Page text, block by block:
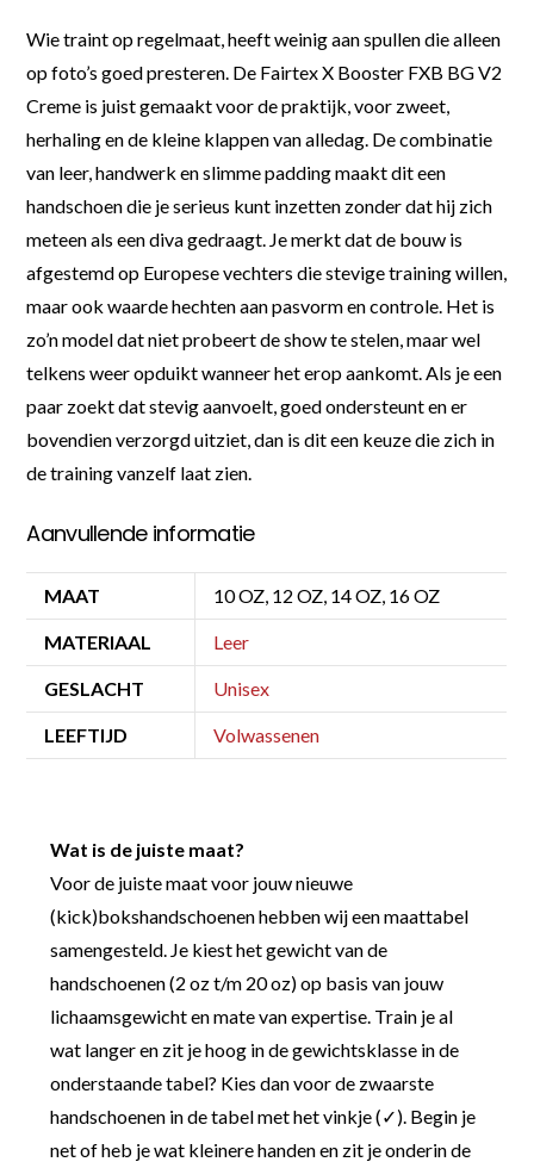
Wie traint op regelmaat, heeft weinig aan spullen die alleen
op foto’s goed presteren. De Fairtex X Booster FXB BG V2
Creme is juist gemaakt voor de praktijk, voor zweet,
herhaling en de kleine klappen van alledag. De combinatie
van leer, handwerk en slimme padding maakt dit een
handschoen die je serieus kunt inzetten zonder dat hij zich
meteen als een diva gedraagt. Je merkt dat de bouw is
afgestemd op Europese vechters die stevige training willen,
maar ook waarde hechten aan pasvorm en controle. Het is
zo’n model dat niet probeert de show te stelen, maar wel
telkens weer opduikt wanneer het erop aankomt. Als je een
paar zoekt dat stevig aanvoelt, goed ondersteunt en er
bovendien verzorgd uitziet, dan is dit een keuze die zich in
de training vanzelf laat zien.
Aanvullende informatie
MAAT 10 OZ, 12 OZ, 14 OZ, 16 OZ
MATERIAAL Leer
GESLACHT Unisex
LEEFTIJD Volwassenen
Wat is de juiste maat?
Voor de juiste maat voor jouw nieuwe
(kick)bokshandschoenen hebben wij een maattabel
samengesteld. Je kiest het gewicht van de
handschoenen (2 oz t/m 20 oz) op basis van jouw
lichaamsgewicht en mate van expertise. Train je al
wat langer en zit je hoog in de gewichtsklasse in de
onderstaande tabel? Kies dan voor de zwaarste
handschoenen in de tabel met het vinkje (✓). Begin je
net of heb je wat kleinere handen en zit je onderin de